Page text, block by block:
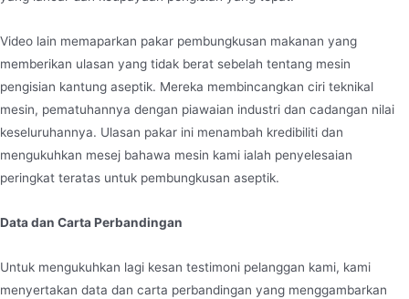
Video lain memaparkan pakar pembungkusan makanan yang
memberikan ulasan yang tidak berat sebelah tentang mesin
pengisian kantung aseptik. Mereka membincangkan ciri teknikal
mesin, pematuhannya dengan piawaian industri dan cadangan nilai
keseluruhannya. Ulasan pakar ini menambah kredibiliti dan
mengukuhkan mesej bahawa mesin kami ialah penyelesaian
peringkat teratas untuk pembungkusan aseptik.
Data dan Carta Perbandingan
Untuk mengukuhkan lagi kesan testimoni pelanggan kami, kami
menyertakan data dan carta perbandingan yang menggambarkan